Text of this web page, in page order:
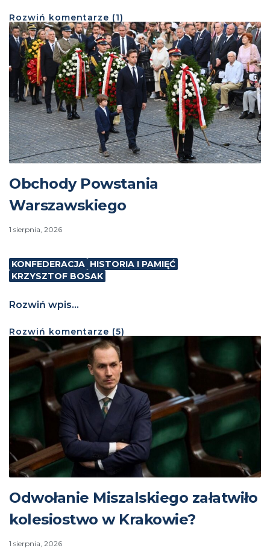
Rozwiń komentarze (1)
Obchody Powstania
Warszawskiego
1 sierpnia, 2026
KONFEDERACJA HISTORIA I PAMIĘĆ
KRZYSZTOF BOSAK
Rozwiń wpis...
Rozwiń komentarze (5)
Odwołanie Miszalskiego załatwiło
kolesiostwo w Krakowie?
1 sierpnia, 2026